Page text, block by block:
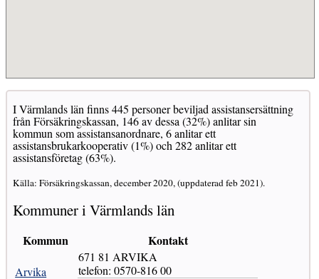
I Värmlands län finns 445 personer beviljad assistansersättning
från Försäkringskassan, 146 av dessa (32%) anlitar sin
kommun som assistansanordnare, 6 anlitar ett
assistansbrukarkooperativ (1%) och 282 anlitar ett
assistansföretag (63%).
Källa: Försäkringskassan, december 2020, (uppdaterad feb 2021).
Kommuner i Värmlands län
Kommun Kontakt
Arvika
671 81 ARVIKA
telefon: 0570-816 00